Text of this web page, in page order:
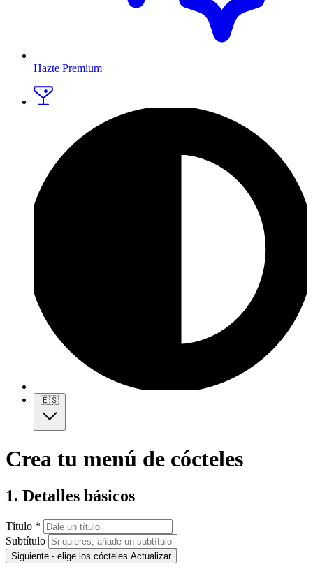
Hazte Premium
🇪🇸
Crea tu menú de cócteles
1. Detalles básicos
Título *
Subtítulo
Siguiente - elige los cócteles Actualizar